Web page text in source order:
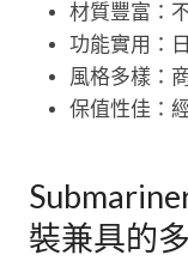
材質豐富：
功能實用：
風格多樣：
保值性佳：
裝兼具的